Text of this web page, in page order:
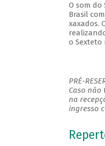
O som
Brasil
xaxados.
o Sexteto
PRÉ-
Caso
na
ingresso